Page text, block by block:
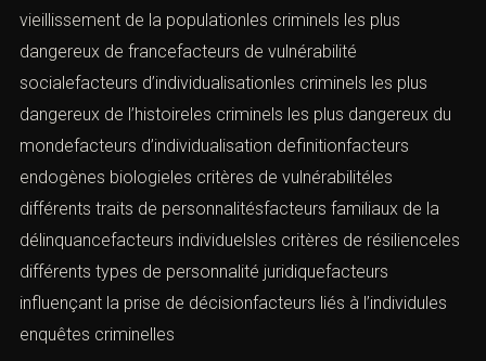
vieillissement de la populationles criminels les plus
dangereux de francefacteurs de vulnérabilité
socialefacteurs d’individualisationles criminels les plus
dangereux de l’histoireles criminels les plus dangereux du
mondefacteurs d’individualisation definitionfacteurs
endogènes biologieles critères de vulnérabilitéles
différents traits de personnalitésfacteurs familiaux de la
délinquancefacteurs individuelsles critères de résilienceles
différents types de personnalité juridiquefacteurs
influençant la prise de décisionfacteurs liés à l’individules
enquêtes criminelles